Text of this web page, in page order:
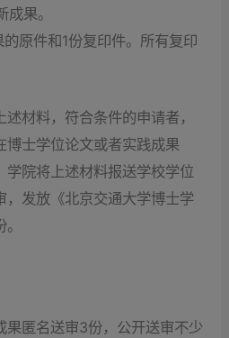
果。
原件和1份复印件。所有复印
材料，符合条件的申请者，
博士学位论文或者实践成果
学院将上述材料报送学校学位
，发放《北京交通大学博士学
果匿名送审3份，公开送审不少